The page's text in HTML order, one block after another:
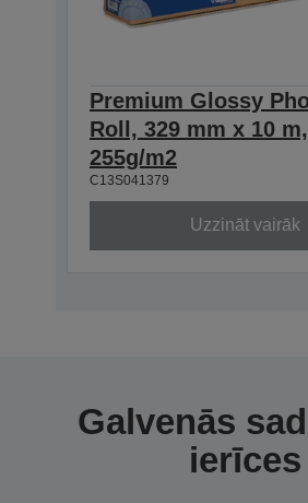
Premium Glossy
Roll, 329 mm x 10 m,
255g/m2
C13S041379
Uzzināt vairāk
Galvenās
ierīces